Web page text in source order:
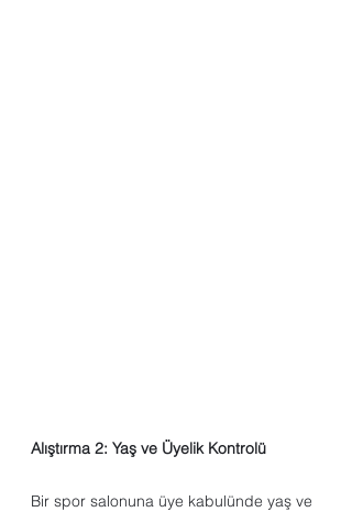
Alıştırma 2: Yaş ve Üyelik Kontrolü
Bir spor salonuna üye kabulünde yaş ve